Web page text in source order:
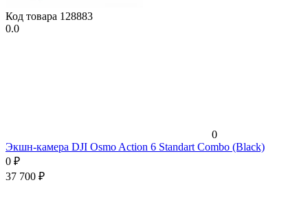
Код товара 128883
0.0
0
Экшн-камера DJI Osmo Action 6 Standart Combo (Black)
0 ₽
37 700 ₽